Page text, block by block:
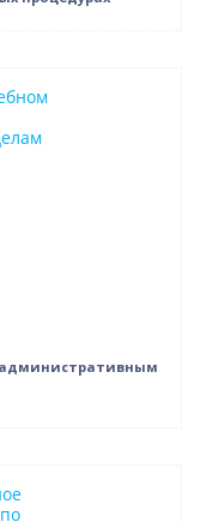
административным